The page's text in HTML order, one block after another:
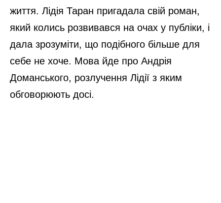
життя. Лідія Таран пригадала свій роман,
який колись розвивався на очах у публіки, і
дала зрозуміти, що подібного більше для
себе не хоче. Мова йде про Андрія
Доманського, розлучення Лідії з яким
обговорюють досі.